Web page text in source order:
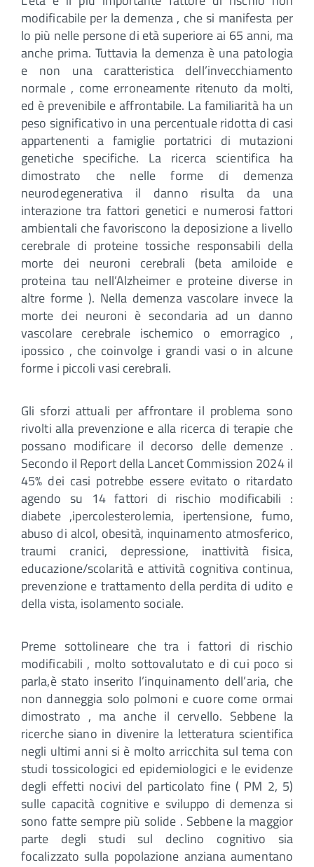
modificabile per la demenza , che si manifesta per
lo più nelle persone di età superiore ai 65 anni, ma
anche prima. Tuttavia la demenza è una patologia
e non una caratteristica dell’invecchiamento
normale , come erroneamente ritenuto da molti,
ed è prevenibile e affrontabile. La familiarità ha un
peso significativo in una percentuale ridotta di casi
appartenenti a famiglie portatrici di mutazioni
genetiche specifiche. La ricerca scientifica ha
dimostrato che nelle forme di demenza
neurodegenerativa il danno risulta da una
interazione tra fattori genetici e numerosi fattori
ambientali che favoriscono la deposizione a livello
cerebrale di proteine tossiche responsabili della
morte dei neuroni cerebrali (beta amiloide e
proteina tau nell’Alzheimer e proteine diverse in
altre forme ). Nella demenza vascolare invece la
morte dei neuroni è secondaria ad un danno
vascolare cerebrale ischemico o emorragico ,
ipossico , che coinvolge i grandi vasi o in alcune
forme i piccoli vasi cerebrali.
Gli sforzi attuali per affrontare il problema sono
rivolti alla prevenzione e alla ricerca di terapie che
possano modificare il decorso delle demenze .
Secondo il Report della Lancet Commission 2024 il
45% dei casi potrebbe essere evitato o ritardato
agendo su 14 fattori di rischio modificabili :
diabete ,ipercolesterolemia, ipertensione, fumo,
abuso di alcol, obesità, inquinamento atmosferico,
traumi cranici, depressione, inattività fisica,
educazione/scolarità e attività cognitiva continua,
prevenzione e trattamento della perdita di udito e
della vista, isolamento sociale.
Preme sottolineare che tra i fattori di rischio
modificabili , molto sottovalutato e di cui poco si
parla,è stato inserito l’inquinamento dell’aria, che
non danneggia solo polmoni e cuore come ormai
dimostrato , ma anche il cervello. Sebbene la
ricerche siano in divenire la letteratura scientifica
negli ultimi anni si è molto arricchita sul tema con
studi tossicologici ed epidemiologici e le evidenze
degli effetti nocivi del particolato fine ( PM 2, 5)
sulle capacità cognitive e sviluppo di demenza si
sono fatte sempre più solide . Sebbene la maggior
parte degli studi sul declino cognitivo sia
focalizzato sulla popolazione anziana aumentano